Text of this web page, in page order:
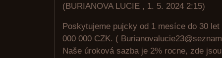
(BURIANOVA LUCIE , 1. 5. 2024 2:15)
Poskytujeme pujcky od 1 mesíce do 30
000 000 CZK. (
Naše úroková sazba je 2% rocne, zde